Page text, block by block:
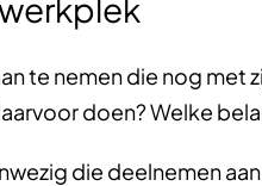
te nemen die nog met
doen? Welke
die deelnemen